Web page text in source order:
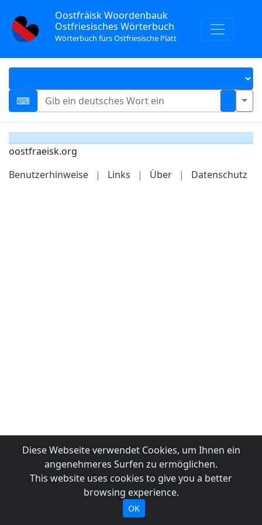
Oostfräisk Woordenbauk
Ostfriesisches Wörterbuch
Wörterbuch fürs Ostfriesische Platt
oostfraeisk.org
Benutzerhinweise
| Links | Über | Datenschutz
Diese Webseite verwendet Cookies, um Ihnen ein
angenehmeres Surfen zu ermöglichen.
This website uses cookies to give you a better
browsing experience.
OK